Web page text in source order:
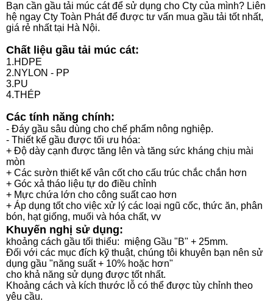
Bạn cần gầu tải múc cát để sử dụng cho Cty của mình? Liên
hệ ngay Cty Toàn Phát để được tư vấn mua gầu tải tốt nhất,
giá rẻ nhất tại Hà Nội.
Chất liệu gầu tải múc cát:
1.HDPE
2.NYLON - PP
3.PU
4.THÉP
Các tính năng chính:
- Đáy gầu sâu dùng cho chế phẩm nông nghiệp.
- Thiết kế gầu được tối ưu hóa:
+ Độ dày cạnh được tăng lên và tăng sức kháng chịu mài
mòn
+ Các sườn thiết kế vân cốt cho cấu trúc chắc chắn hơn
+ Góc xả tháo liệu tự do điều chỉnh
+ Mực chứa lớn cho công suất cao hơn
+ Áp dụng tốt cho việc xử lý các loại ngũ cốc, thức ăn, phân
bón, hạt giống, muối và hóa chất, vv
Khuyến nghị sử dụng:
khoảng cách gầu tối thiểu: miệng Gầu "B" + 25mm.
Đối với các mục đích kỹ thuật, chúng tôi khuyên bạn nên sử
dụng gầu "năng suất + 10% hoặc hơn"
cho khả năng sử dụng được tốt nhất.
Khoảng cách và kích thước lỗ có thể được tùy chỉnh theo
yêu cầu.